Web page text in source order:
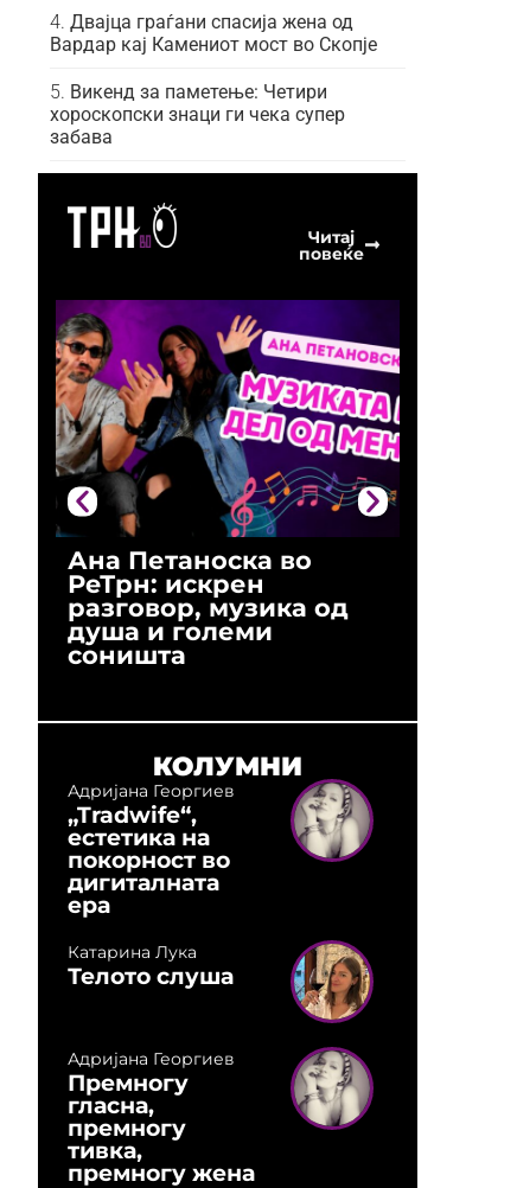
Двајца граѓани спасија жена од
Вардар кај Камениот мост во Скопје
Викенд за паметење: Четири
хороскопски знаци ги чека супер
забава
Читај
повеќе
Ана Петаноска во
РеТрн: искрен
разговор, музика од
душа и големи
соништа
КОЛУМНИ
Адријана Георгиев
„Tradwife“,
естетика на
покорност во
дигиталната
ера
Катарина Лука
Телото слуша
Адријана Георгиев
Премногу
гласна,
премногу
тивка,
премногу жена